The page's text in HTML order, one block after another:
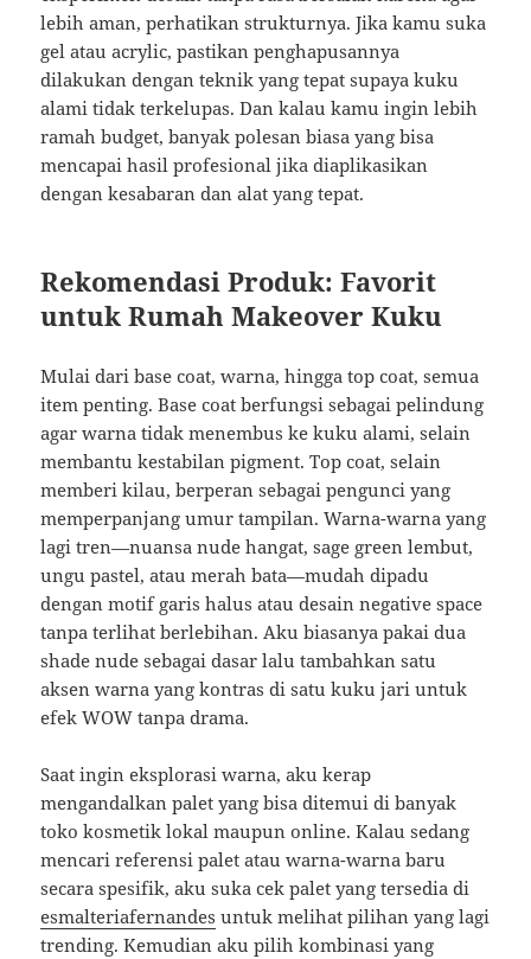
lebih aman, perhatikan strukturnya. Jika kamu suka
gel atau acrylic, pastikan penghapusannya
dilakukan dengan teknik yang tepat supaya kuku
alami tidak terkelupas. Dan kalau kamu ingin lebih
ramah budget, banyak polesan biasa yang bisa
mencapai hasil profesional jika diaplikasikan
dengan kesabaran dan alat yang tepat.
Rekomendasi Produk: Favorit
untuk Rumah Makeover Kuku
Mulai dari base coat, warna, hingga top coat, semua
item penting. Base coat berfungsi sebagai pelindung
agar warna tidak menembus ke kuku alami, selain
membantu kestabilan pigment. Top coat, selain
memberi kilau, berperan sebagai pengunci yang
memperpanjang umur tampilan. Warna-warna yang
lagi tren—nuansa nude hangat, sage green lembut,
ungu pastel, atau merah bata—mudah dipadu
dengan motif garis halus atau desain negative space
tanpa terlihat berlebihan. Aku biasanya pakai dua
shade nude sebagai dasar lalu tambahkan satu
aksen warna yang kontras di satu kuku jari untuk
efek WOW tanpa drama.
Saat ingin eksplorasi warna, aku kerap
mengandalkan palet yang bisa ditemui di banyak
toko kosmetik lokal maupun online. Kalau sedang
mencari referensi palet atau warna-warna baru
secara spesifik, aku suka cek palet yang tersedia di
esmalteriafernandes untuk melihat pilihan yang lagi
trending. Kemudian aku pilih kombinasi yang